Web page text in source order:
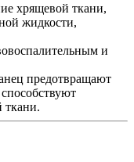
хрящевой ткани,
жидкости,
и
предотвращают
ткани.